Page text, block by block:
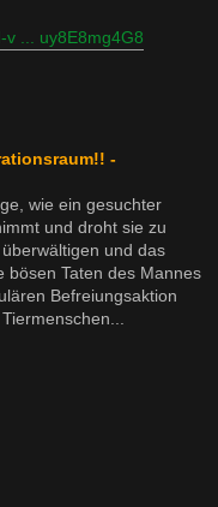
v ... uy8E8mg4G8
-
wie ein gesuchter
und droht sie zu
und das
bösen Taten des Mannes
Befreiungsaktion